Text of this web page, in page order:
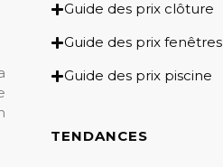
Guide des prix clôture
Guide des prix fenêtres
Guide des prix piscine
TENDANCES